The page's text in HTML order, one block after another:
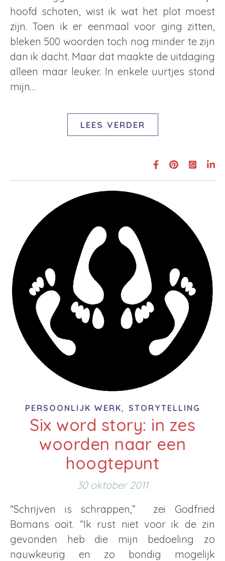
hoofd schoten, wist ik wat het plot moest
zijn. Toen ik er eenmaal voor ging zitten,
bleken 500 woorden toch nog minder te zijn
dan ik dacht. Maar dat maakte de uitdaging
alleen maar leuker. In enkele uurtjes stond
mijn…
LEES VERDER
PERSOONLIJK WERK, STORYTELLING
Six word story: in zes
woorden naar een
hoogtepunt
30 oktober 2011
“Schrijven is schrappen,” zei Godfried
Bomans ooit. “Ik rust niet voor ik de zin
gevonden heb die mijn bedoeling zo
nauwkeurig en zo bondig mogelijk